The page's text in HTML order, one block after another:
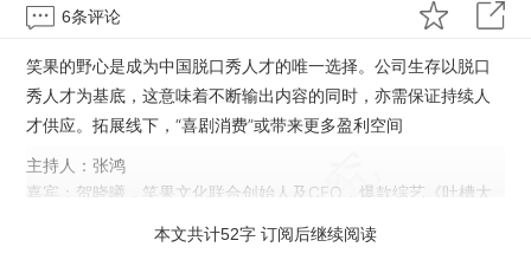
6条评论
笑果的野心是成为中国脱口秀人才的唯一选择。公司生存以脱口
秀人才为基底，这意味着不断输出内容的同时，亦需保证持续人
才供应。拓展线下，“喜剧消费”或带来更多盈利空间
主持人：张鸿
嘉宾：贺晓曦，笑果文化联合创始人及CEO，爆款综艺《吐槽大
本文共计52字 订阅后继续阅读